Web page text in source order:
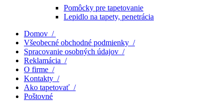
Pomôcky pre tapetovanie
Lepidlo na tapety, penetrácia
Domov /
Všeobecné obchodné podmienky /
Spracovanie osobných údajov /
Reklamácia /
O firme /
Kontakty /
Ako tapetovať /
Poštovné